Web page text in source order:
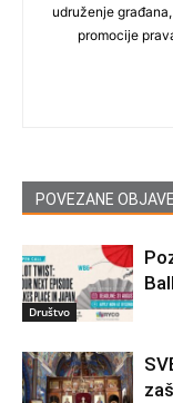
udruženje
promocije
POVEZANE OBJAVE
Društvo